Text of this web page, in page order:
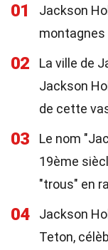
01 Jackson
montagnes
02
La ville de
Jackson
de cette
03
Le nom
19ème
"trous" en
04 Jackson
Teton,